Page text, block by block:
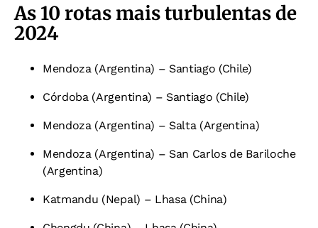
As 10 rotas mais turbulentas de
2024
Mendoza (Argentina) – Santiago (Chile)
Córdoba (Argentina) – Santiago (Chile)
Mendoza (Argentina) – Salta (Argentina)
Mendoza (Argentina) – San Carlos de Bariloche
(Argentina)
Katmandu (Nepal) – Lhasa (China)